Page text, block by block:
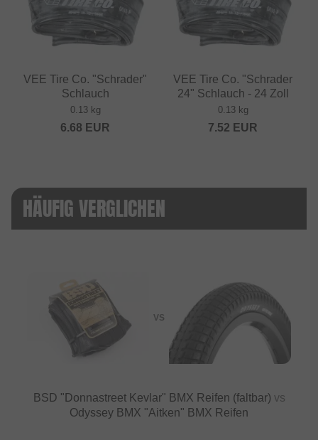
VEE Tire Co. "Schrader"
Schlauch
0.13 kg
6.68 EUR
VEE Tire Co. "Schrader
24" Schlauch - 24 Zoll
0.13 kg
7.52 EUR
HÄUFIG VERGLICHEN
VS
BSD "Donnastreet Kevlar" BMX Reifen (faltbar) vs
Odyssey BMX "Aitken" BMX Reifen